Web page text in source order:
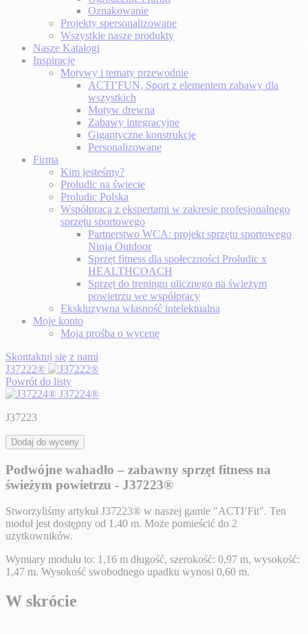
Oznakowanie
Projekty spersonalizowane
Wszystkie nasze produkty
Nasze Katalogi
Inspiracje
Motywy i tematy przewodnie
ACTI’FUN, Sport z elementem zabawy dla
wszystkich
Motyw drewna
Zabawy integracyjne
Gigantyczne konstrukcje
Personalizowane
Firma
Kim jesteśmy?
Proludic na świecie
Proludic Polska
Współpraca z ekspertami w zakresie profesjonalnego
sprzętu sportowego
Partnerstwo WCA: projekt sprzętu sportowego
Ninja Outdoor
Sprzęt fitness dla społeczności Proludic x
HEALTHCOACH
Sprzęt do treningu ulicznego na świeżym
powietrzu we współpracy
Ekskluzywna własność intelektualna
Moje konto
Moja prośba o wycenę
Skontaktuj się z nami
J37222®
Powrót do listy
J37224®
J37223
Dodaj do wyceny
Podwójne wahadło – zabawny sprzęt fitness na
świeżym powietrzu - J37223®
Stworzyliśmy artykuł J37223® w naszej gamie "ACTI’Fit". Ten
moduł jest dostępny od 1,40 m. Może pomieścić do 2
użytkowników.
Wymiary modułu to: 1,16 m długość, szerokość: 0,97 m, wysokość:
1,47 m. Wysokość swobodnego upadku wynosi 0,60 m.
W skrócie